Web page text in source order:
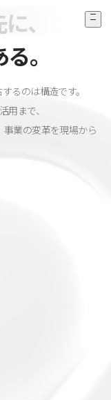
Site
ある。
、
。
るのは構造です。
用まで、
業の変革を現場から